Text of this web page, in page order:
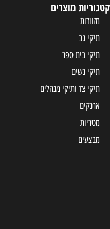
קטגוריות מוצרים
מזוודות
תיקי גב
תיקי בית ספר
תיקי נשים
תיקי צד ותיקי מנהלים
ארנקים
מטריות
מבצעים